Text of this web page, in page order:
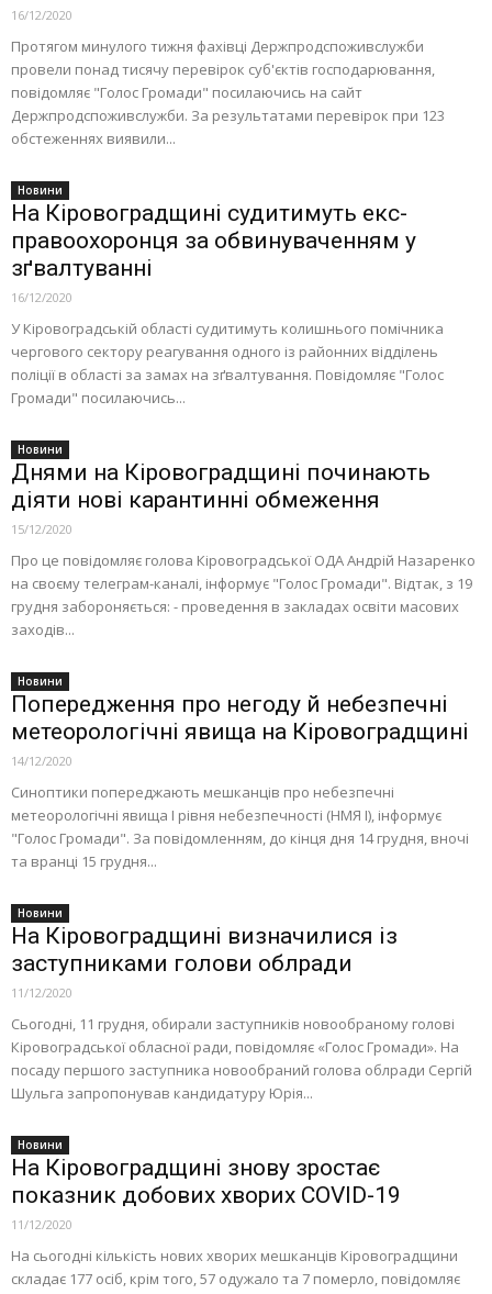
16/12/2020
Протягом минулого тижня фахівці Держпродспоживслужби
провели понад тисячу перевірок суб'єктів господарювання,
повідомляє "Голос Громади" посилаючись на сайт
Держпродспоживслужби. За результатами перевірок при 123
обстеженнях виявили...
Новини
На Кіровоградщині судитимуть екс-
правоохоронця за обвинуваченням у
зґвалтуванні
16/12/2020
У Кіровоградській області судитимуть колишнього помічника
чергового сектору реагування одного із районних відділень
поліції в області за замах на зґвалтування. Повідомляє "Голос
Громади" посилаючись...
Новини
Днями на Кіровоградщині починають
діяти нові карантинні обмеження
15/12/2020
Про це повідомляє голова Кіровоградської ОДА Андрій Назаренко
на своєму телеграм-каналі, інформує "Голос Громади". Відтак, з 19
грудня забороняється: - проведення в закладах освіти масових
заходів...
Новини
Попередження про негоду й небезпечні
метеорологічні явища на Кіровоградщині
14/12/2020
Синоптики попереджають мешканців про небезпечні
метеорологічні явища I рівня небезпечності (НМЯ І), інформує
"Голос Громади". За повідомленням, до кінця дня 14 грудня, вночі
та вранці 15 грудня...
Новини
На Кіровоградщині визначилися із
заступниками голови облради
11/12/2020
Сьогодні, 11 грудня, обирали заступників новообраному голові
Кіровоградської обласної ради, повідомляє «Голос Громади». На
посаду першого заступника новообраний голова облради Сергій
Шульга запропонував кандидатуру Юрія...
Новини
На Кіровоградщині знову зростає
показник добових хворих COVID-19
11/12/2020
На сьогодні кількість нових хворих мешканців Кіровоградщини
складає 177 осіб, крім того, 57 одужало та 7 померло, повідомляє